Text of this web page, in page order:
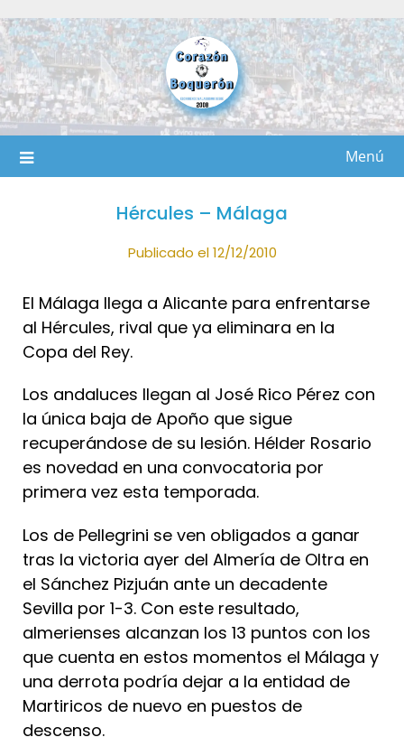
al
contenido
Menú
Hércules – Málaga
Publicado el 12/12/2010
El Málaga llega a Alicante para enfrentarse
al Hércules, rival que ya eliminara en la
Copa del Rey.
Los andaluces llegan al José Rico Pérez con
la única baja de Apoño que sigue
recuperándose de su lesión. Hélder Rosario
es novedad en una convocatoria por
primera vez esta temporada.
Los de Pellegrini se ven obligados a ganar
tras la victoria ayer del Almería de Oltra en
el Sánchez Pizjuán ante un decadente
Sevilla por 1-3. Con este resultado,
almerienses alcanzan los 13 puntos con los
que cuenta en estos momentos el Málaga y
una derrota podría dejar a la entidad de
Martiricos de nuevo en puestos de
descenso.